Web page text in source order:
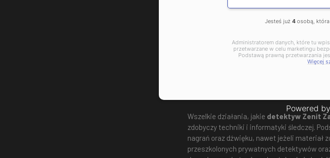
testera wierności. Wykwalifikowany
wierność współmałżonka, narzeczonego
podsłuchów oraz sprzętu fotograficznego
późniejszym czasie z powodzeniem może
Wszelkie działania, jakie detektyw Zenit
zdobyczy techniki i informatyki śledczej.
nagrań oraz dźwięku, nawet jeżeli materiał
przeszkolonych prywatnych detektywów
Jesteś już 4 osobą,
Administratorem danych, które tu
przetwarzane w celu marketingu
Podstawą prawną przetwarzania
Więcej
Powered by
Open link